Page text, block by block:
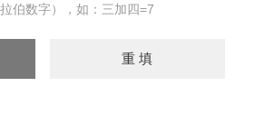
伯数字），如：三加四=7